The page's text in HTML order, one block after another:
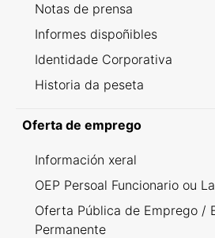
Notas de prensa
Informes dispoñibles
Identidade Corporativa
Historia da peseta
Oferta de emprego
Información xeral
OEP Persoal Funcionario ou
Oferta Pública de Emprego /
Permanente